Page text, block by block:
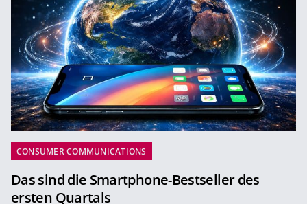
CONSUMER COMMUNICATIONS
Das sind die Smartphone-Bestseller des
ersten Quartals